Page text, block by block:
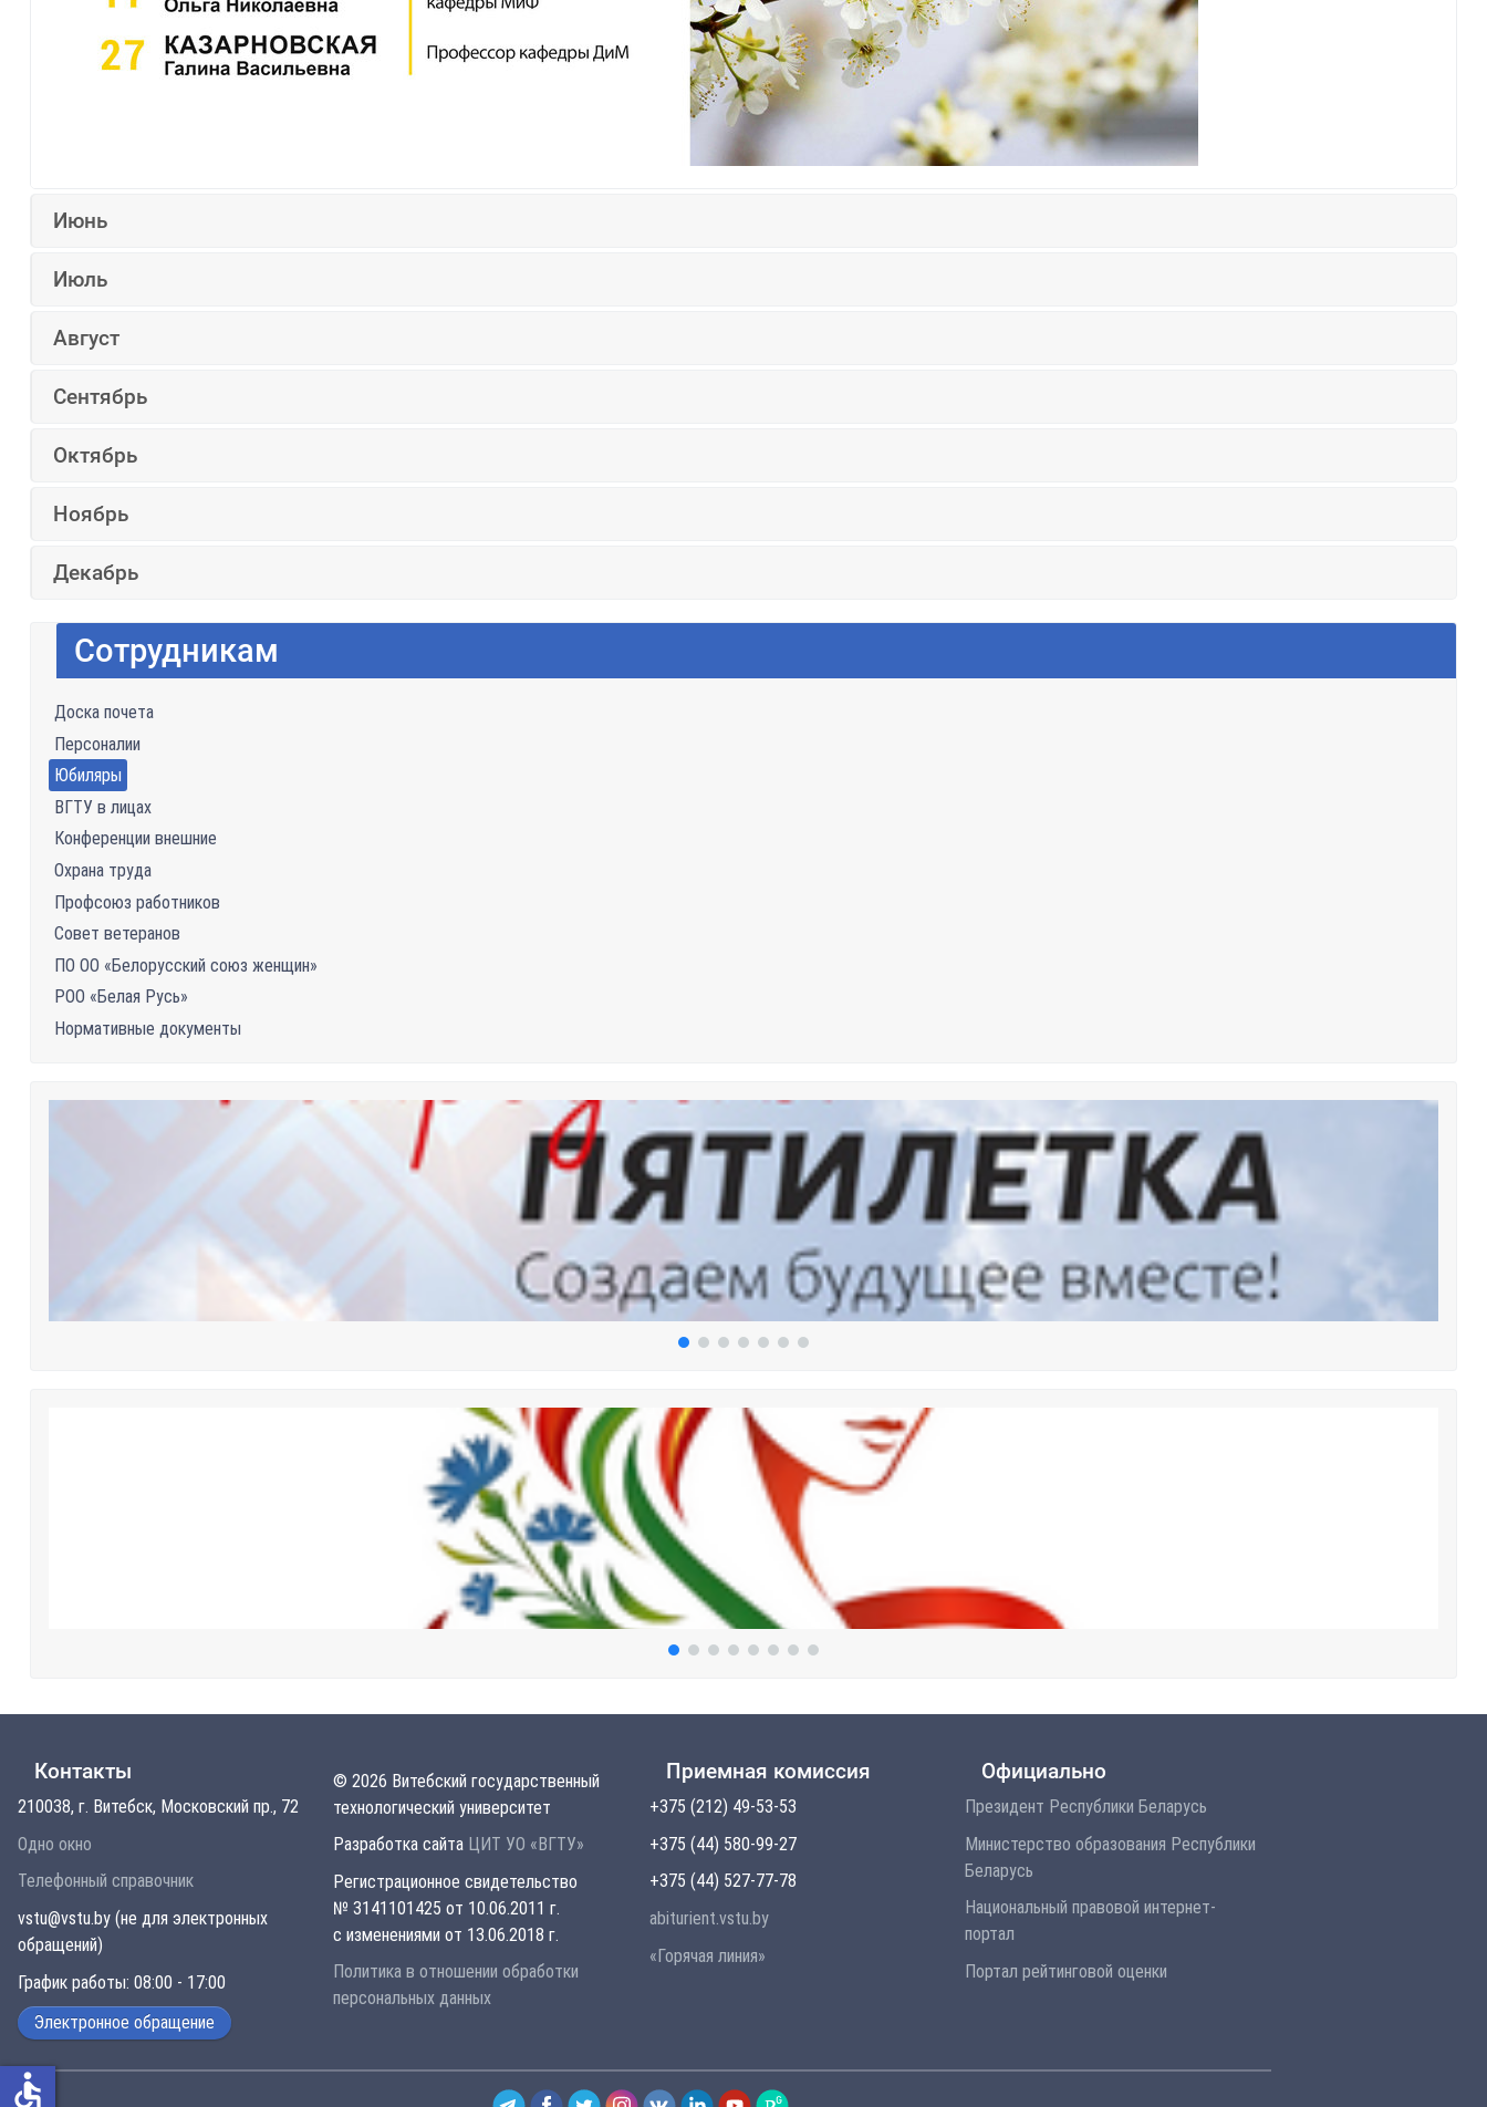
Июнь
Июль
Август
Сентябрь
Октябрь
Ноябрь
Декабрь
Сотрудникам
Доска почета
Персоналии
Юбиляры
ВГТУ в лицах
Конференции внешние
Охрана труда
Профсоюз работников
Совет ветеранов
ПО ОО «Белорусский союз женщин»
РОО «Белая Русь»
Нормативные документы
Контакты
210038, г. Витебск, Московский пр., 72
Одно окно
Телефонный справочник
vstu@vstu.by (не для электронных
обращений)
График работы: 08:00 - 17:00
Электронное обращение
© 2026 Витебский государственный
технологический университет
Разработка сайта ЦИТ УО «ВГТУ»
Регистрационное свидетельство
№ 3141101425 от 10.06.2011 г.
с изменениями от 13.06.2018 г.
Политика в отношении обработки
персональных данных
Приемная комиссия
+375 (212) 49-53-53
+375 (44) 580-99-27
+375 (44) 527-77-78
abiturient.vstu.by
«Горячая линия»
Официально
Президент Республики Беларусь
Министерство образования Республики
Беларусь
Национальный правовой интернет-
портал
Портал рейтинговой оценки
accessible